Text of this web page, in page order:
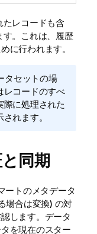
レコードも含
。これは、履歴
に行われます。
タセットの場
レコードのすべ
に処理された
れます。
同期
ートのメタデータ
場合は変換) の対
します。データ
を現在のスター